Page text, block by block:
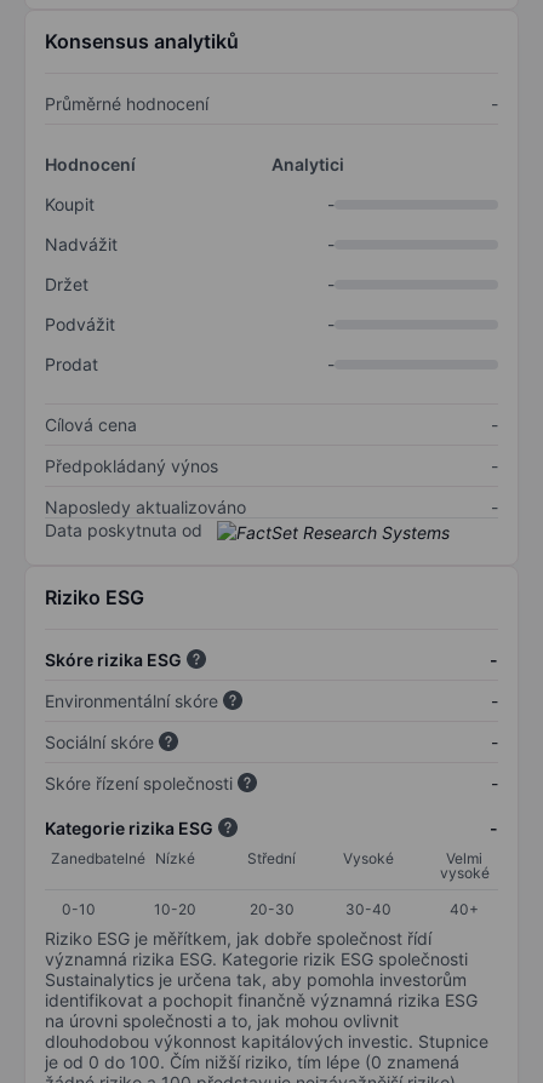
Konsensus analytiků
Průměrné hodnocení -
Hodnocení
Analytici
Koupit
-
Nadvážit
-
Držet
-
Podvážit
-
Prodat
-
Cílová cena
-
Předpokládaný výnos
-
Naposledy aktualizováno
-
Data poskytnuta od
Riziko ESG
Skóre rizika ESG
-
Environmentální skóre
-
Sociální skóre
-
Skóre řízení společnosti
-
Kategorie rizika ESG -
Zanedbatelné Nízké Střední Vysoké
Velmi
vysoké
0-10
10-20 20-30 30-40 40+
Riziko ESG je měřítkem, jak dobře společnost řídí
významná rizika ESG. Kategorie rizik ESG společnosti
Sustainalytics je určena tak, aby pomohla investorům
identifikovat a pochopit finančně významná rizika ESG
na úrovni společnosti a to, jak mohou ovlivnit
dlouhodobou výkonnost kapitálových investic. Stupnice
je od 0 do 100. Čím nižší riziko, tím lépe (0 znamená